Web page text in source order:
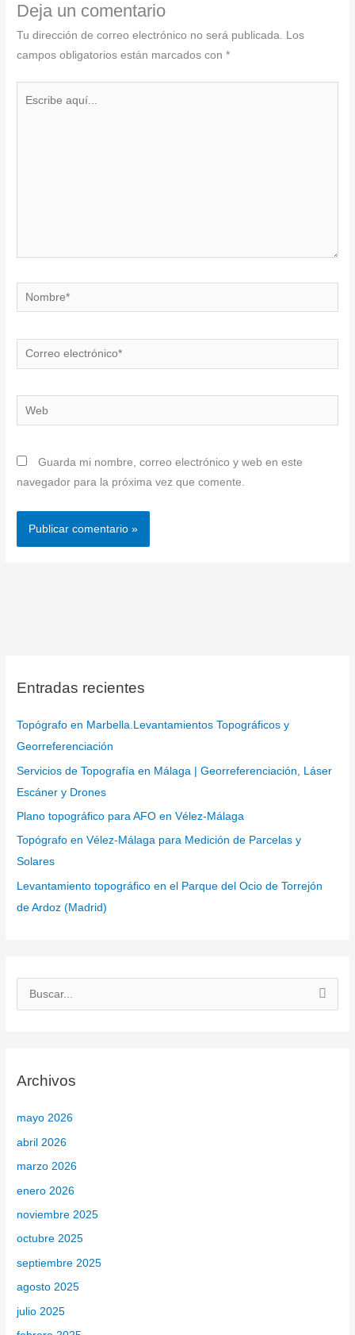
Deja un comentario
Tu dirección de correo electrónico no será publicada. Los
campos obligatorios están marcados con*
Nombre*
Correo
electrónico*
Web
Guarda mi nombre, correo electrónico y web en este
navegador para la próxima vez que comente.
Entradas recientes
Topógrafo en Marbella.Levantamientos Topográficos y
Georreferenciación
Servicios de Topografía en Málaga | Georreferenciación, Láser
Escáner y Drones
Plano topográfico para AFO en Vélez-Málaga
Topógrafo en Vélez-Málaga para Medición de Parcelas y
Solares
Levantamiento topográfico en el Parque del Ocio de Torrejón
de Ardoz (Madrid)
a
o
r
:
Archivos
mayo 2026
abril 2026
marzo 2026
enero 2026
noviembre 2025
octubre 2025
septiembre 2025
agosto 2025
julio 2025